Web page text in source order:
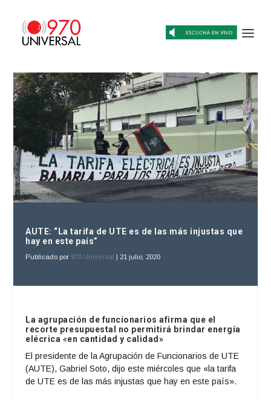
AUTE: “La tarifa de UTE es de las más injustas que
hay en este país”
Publicado por 970 Universal | 21 julio, 2020
La agrupación de funcionarios afirma que el
recorte presupuestal no permitirá brindar energía
elécrica «en cantidad y calidad»
El presidente de la Agrupación de Funcionarios de UTE
(AUTE), Gabriel Soto, dijo este miércoles que «la tarifa
de UTE es de las más injustas que hay en este país».